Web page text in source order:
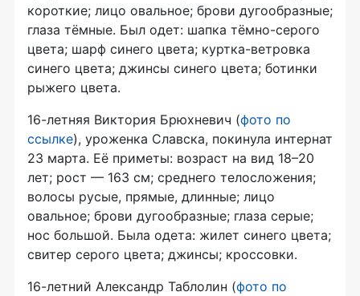
короткие; лицо овальное; брови дугообразные;
глаза тёмные. Был одет: шапка тёмно-серого
цвета; шарф синего цвета; куртка-ветровка
синего цвета; джинсы синего цвета; ботинки
рыжего цвета.
16-летняя Виктория Брюхневич (фото по
ссылке), уроженка Славска, покинула интернат
23 марта. Её приметы: возраст на вид 18–20
лет; рост — 163 см; среднего телосложения;
волосы русые, прямые, длинные; лицо
овальное; брови дугообразные; глаза серые;
нос большой. Была одета: жилет синего цвета;
свитер серого цвета; джинсы; кроссовки.
16-летний Александр Таблолин (фото по